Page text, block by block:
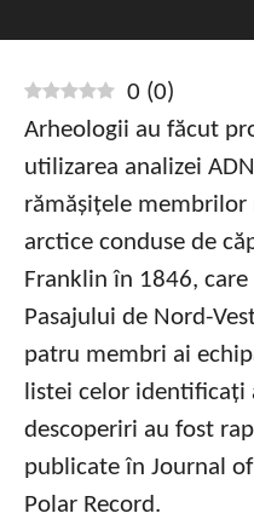
0 (0)
Arheologii au făcut
utilizarea analizei
rămășițele
arctice conduse de
Franklin în 1846,
Pasajului de Nord-
patru membri ai
listei celor identificați
descoperiri au fost
publicate în Journal
Polar Record.